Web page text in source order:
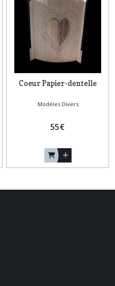
Coeur Papier-dentelle
Modèles Divers
55€